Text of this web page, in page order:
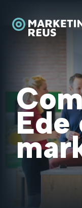
Ede